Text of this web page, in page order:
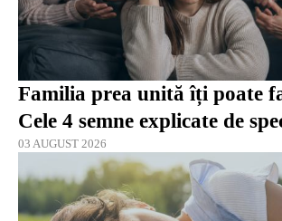
Familia prea unită îți poate
Cele 4 semne explicate de
03 AUGUST 2026